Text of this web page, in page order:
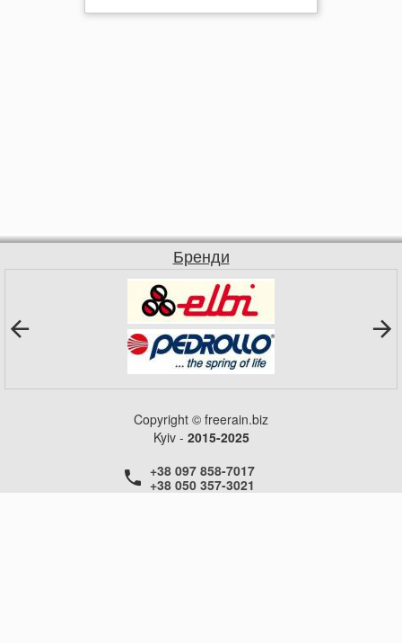
Бренди
Copyright © freerain.biz
Kyiv - 2015-2025
+38 097 858-7017
+38 050 357-3021